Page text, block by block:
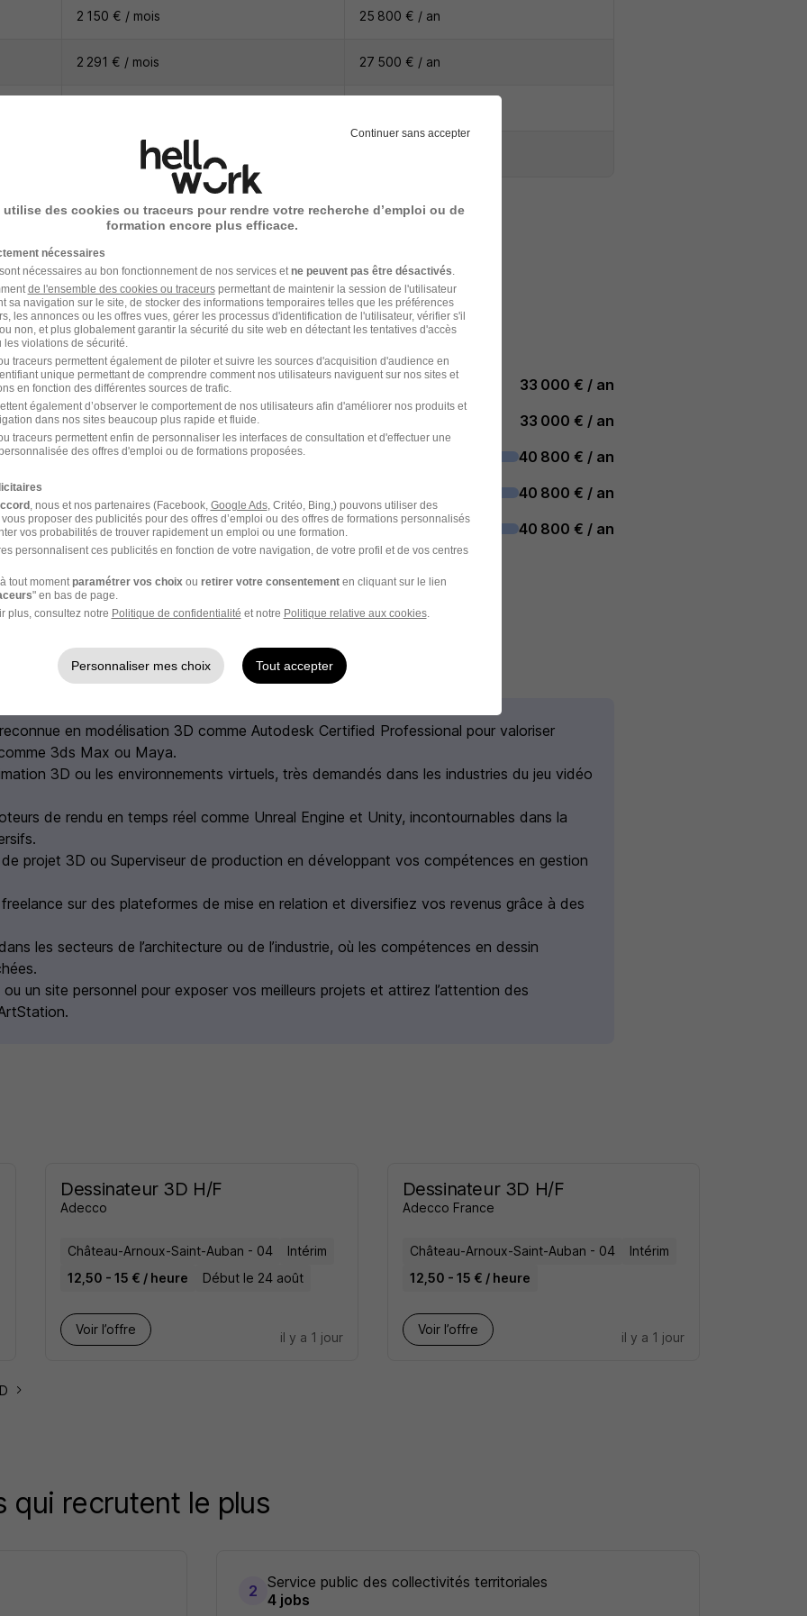
2 150 € / mois 25 800 € / an
2 291 € / mois 27 500 € / an
2 183 € / mois
du métier Dessinateur 3D
33 000 € / an
33 000 € / an
40 800 € / an
40 800 € / an
40 800 € / an
votre salaire
en modélisation 3D comme Autodesk Certified Professional pour valoriser
3ds Max ou Maya.
3D ou les environnements virtuels, très demandés dans les industries du jeu vidéo
de rendu en temps réel comme Unreal Engine et Unity, incontournables dans la
projet 3D ou Superviseur de production en développant vos compétences en gestion
sur des plateformes de mise en relation et diversifiez vos revenus grâce à des
les secteurs de l’architecture ou de l’industrie, où les compétences en dessin
un site personnel pour exposer vos meilleurs projets et attirez l’attention des
Dessinateur 3D H/F
Adecco
Château-Arnoux-Saint-Auban - 04
Intérim
12,50 - 15 € / heure
Début le 24 août
Voir l’offre
il y a 1 jour
Dessinateur 3D H/F
Adecco France
Château-Arnoux-Saint-Auban - 04
Intérim
12,50 - 15 € / heure
Voir l’offre
il y a 1 jour
qui recrutent le plus
2 Service public des collectivités territoriales
4 jobs
Continuer sans accepter
utilise des cookies ou traceurs pour rendre votre recherche d’emploi ou de
formation encore plus efficace.
nécessaires
nécessaires au bon fonctionnement de nos services et ne peuvent pas être désactivés
de l'ensemble des cookies ou traceurspermettant de maintenir la session de l'utilisateur
sa navigation sur le site, de stocker des informations temporaires telles que les préférences
les annonces ou les offres vues, gérer les processus d'identification de l'utilisateur, vérifier s'il
non, et plus globalement garantir la sécurité du site web en détectant les tentatives d'accès
violations de sécurité.
traceurs permettent également de piloter et suivre les sources d'acquisition d'audience en
unique permettant de comprendre comment nos utilisateurs naviguent sur nos sites et
en fonction des différentes sources de trafic.
également d’observer le comportement de nos utilisateurs afin d'améliorer nos produits et
dans nos sites beaucoup plus rapide et fluide.
traceurs permettent enfin de personnaliser les interfaces de consultation et d'effectuer une
des offres d'emploi ou de formations proposées.
, nous et nos partenaires (Facebook, Google Ads, Critéo, Bing,) pouvons utiliser des
proposer des publicités pour des offres d’emploi ou des offres de formations personnalisés
vos probabilités de trouver rapidement un emploi ou une formation.
personnalisent ces publicités en fonction de votre navigation, de votre profil et de vos centres
tout moment paramétrer vos choix ou retirer votre consentementen cliquant sur le lien
" en bas de page.
plus, consultez notre Politique de confidentialité et notre Politique relative aux cookies.
Personnaliser mes choix Tout accepter